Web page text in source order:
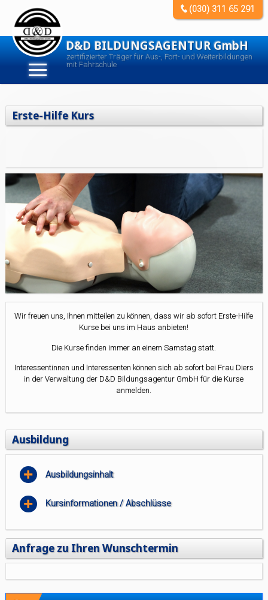
D&D BILDUNGSAGENTUR GmbH
zertifizierter Träger für Aus-, Fort- und Weiterbildungen
mit Fahrschule
(030) 311 65 291
Erste-Hilfe Kurs
Wir freuen uns, Ihnen mitteilen zu können, dass wir ab sofort Erste-Hilfe
Kurse bei uns im Haus anbieten!
Die Kurse finden immer an einem Samstag statt.
Interessentinnen und Interessenten können sich ab sofort bei Frau Diers
in der Verwaltung der D&D Bildungsagentur GmbH für die Kurse
anmelden.
Ausbildung
Ausbildungsinhalt
Kursinformationen / Abschlüsse
Anfrage zu Ihren Wunschtermin